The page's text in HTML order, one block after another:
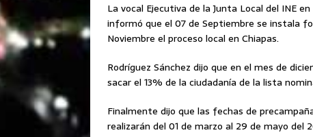
La vocal Ejecutiva de la Junta Local del INE
informó que el 07 de Septiembre se instala
Noviembre el proceso local en Chiapas.
Rodríguez Sánchez dijo que en el mes de
sacar el 13% de la ciudadanía de la lista
Finalmente dijo que las fechas de
realizarán del 01 de marzo al 29 de mayo del